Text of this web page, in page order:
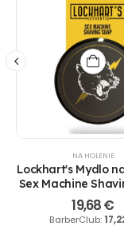
NA HOLENIE
Lockhart's Mydlo
Sex Machine
113gr.
19,68€
BarberClub: